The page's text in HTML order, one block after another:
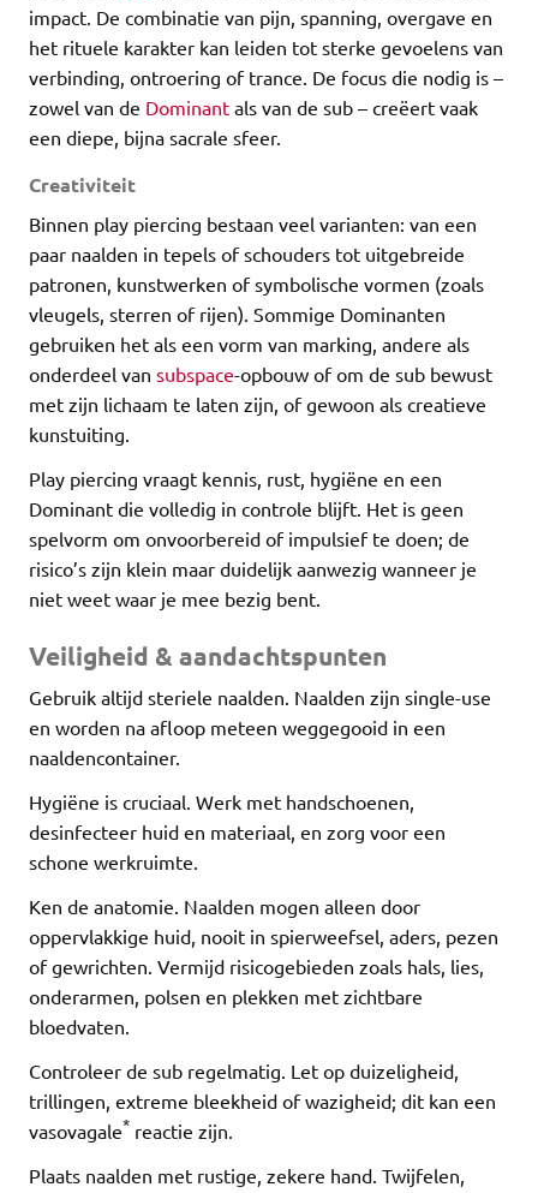
impact. De combinatie van pijn, spanning, overgave en
het rituele karakter kan leiden tot sterke gevoelens van
verbinding, ontroering of trance. De focus die nodig is –
zowel van de Dominant als van de sub – creëert vaak
een diepe, bijna sacrale sfeer.
Creativiteit
Binnen play piercing bestaan veel varianten: van een
paar naalden in tepels of schouders tot uitgebreide
patronen, kunstwerken of symbolische vormen (zoals
vleugels, sterren of rijen). Sommige Dominanten
gebruiken het als een vorm van marking, andere als
onderdeel van subspace-opbouw of om de sub bewust
met zijn lichaam te laten zijn, of gewoon als creatieve
kunstuiting.
Play piercing vraagt kennis, rust, hygiëne en een
Dominant die volledig in controle blijft. Het is geen
spelvorm om onvoorbereid of impulsief te doen; de
risico’s zijn klein maar duidelijk aanwezig wanneer je
niet weet waar je mee bezig bent.
Veiligheid & aandachtspunten
Gebruik altijd steriele naalden. Naalden zijn single-use
en worden na afloop meteen weggegooid in een
naaldencontainer.
Hygiëne is cruciaal. Werk met handschoenen,
desinfecteer huid en materiaal, en zorg voor een
schone werkruimte.
Ken de anatomie. Naalden mogen alleen door
oppervlakkige huid, nooit in spierweefsel, aders, pezen
of gewrichten. Vermijd risicogebieden zoals hals, lies,
onderarmen, polsen en plekken met zichtbare
bloedvaten.
Controleer de sub regelmatig. Let op duizeligheid,
trillingen, extreme bleekheid of wazigheid; dit kan een
vasovagale* reactie zijn.
Plaats naalden met rustige, zekere hand. Twijfelen,